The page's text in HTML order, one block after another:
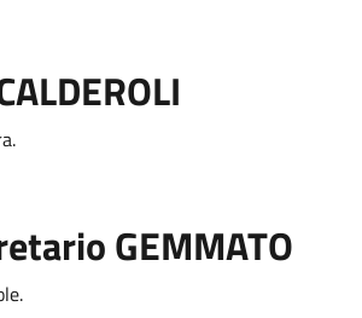
GEMMATO